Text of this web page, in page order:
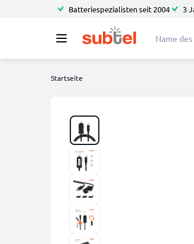
Batteriespezialisten seit 2004 3
Startseite